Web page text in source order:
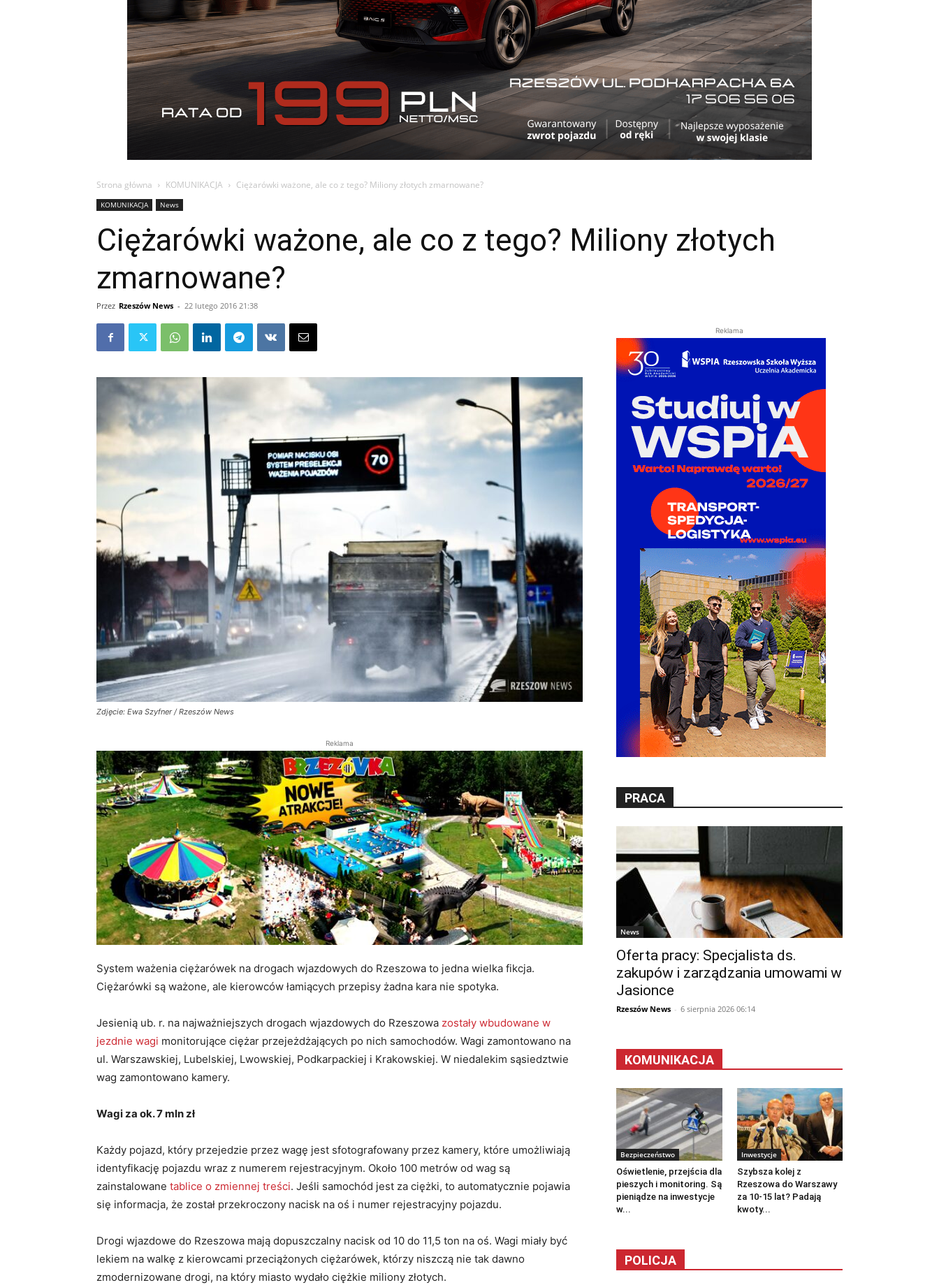
Strona główna KOMUNIKACJA Ciężarówki ważone, ale co z tego? Miliony złotych zmarnowane?
KOMUNIKACJA News
Ciężarówki ważone, ale co z tego? Miliony złotych
zmarnowane?
Przez Rzeszów News - 22 lutego 2016 21:38
Zdjęcie: Ewa Szyfner / Rzeszów News
Reklama
System ważenia ciężarówek na drogach wjazdowych do Rzeszowa to jedna wielka fikcja.
Ciężarówki są ważone, ale kierowców łamiących przepisy żadna kara nie spotyka.
Jesienią ub. r. na najważniejszych drogach wjazdowych do Rzeszowa zostały wbudowane w
jezdnie wagi monitorujące ciężar przejeżdżających po nich samochodów. Wagi zamontowano na
ul. Warszawskiej, Lubelskiej, Lwowskiej, Podkarpackiej i Krakowskiej. W niedalekim sąsiedztwie
wag zamontowano kamery.
Wagi za ok. 7 mln zł
Każdy pojazd, który przejedzie przez wagę jest sfotografowany przez kamery, które umożliwiają
identyfikację pojazdu wraz z numerem rejestracyjnym. Około 100 metrów od wag są
zainstalowane tablice o zmiennej treści. Jeśli samochód jest za ciężki, to automatycznie pojawia
się informacja, że został przekroczony nacisk na oś i numer rejestracyjny pojazdu.
Drogi wjazdowe do Rzeszowa mają dopuszczalny nacisk od 10 do 11,5 ton na oś. Wagi miały być
lekiem na walkę z kierowcami przeciążonych ciężarówek, którzy niszczą nie tak dawno
zmodernizowane drogi, na który miasto wydało ciężkie miliony złotych.
Reklama
PRACA
News
Oferta pracy: Specjalista ds.
zakupów i zarządzania umowami w
Jasionce
Rzeszów News - 6 sierpnia 2026 06:14
KOMUNIKACJA
Bezpieczeństwo
Oświetlenie, przejścia dla
pieszych i monitoring. Są
pieniądze na inwestycje
w...
Inwestycje
Szybsza kolej z
Rzeszowa do Warszawy
za 10-15 lat? Padają
kwoty...
POLICJA